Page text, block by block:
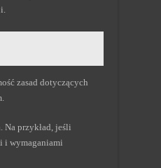
zasad dotyczących
Na przykład, jeśli
i wymaganiami